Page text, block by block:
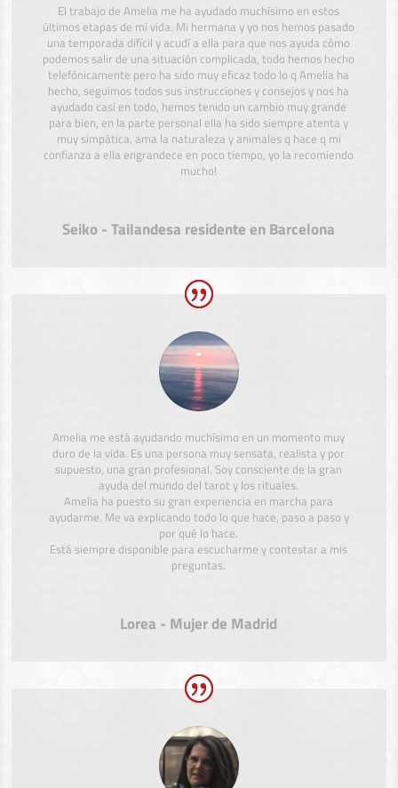
El trabajo de Amelia me ha ayudado muchísimo en estos
últimos etapas de mi vida. Mi hermana y yo nos hemos pasado
una temporada difícil y acudí a ella para que nos ayuda cómo
podemos salir de una situación complicada, todo hemos hecho
telefónicamente pero ha sido muy eficaz todo lo q Amelia ha
hecho, seguimos todos sus instrucciones y consejos y nos ha
ayudado casi en todo, hemos tenido un cambio muy grande
para bien, en la parte personal ella ha sido siempre atenta y
muy simpática, ama la naturaleza y animales q hace q mi
confianza a ella engrandece en poco tiempo, yo la recomiendo
mucho!
Seiko - Tailandesa residente en Barcelona
Amelia me está ayudando muchísimo en un momento muy
duro de la vida. Es una persona muy sensata, realista y por
supuesto, una gran profesional. Soy consciente de la gran
ayuda del mundo del tarot y los rituales.
Amelia ha puesto su gran experiencia en marcha para
ayudarme. Me va explicando todo lo que hace, paso a paso y
por qué lo hace.
Está siempre disponible para escucharme y contestar a mis
preguntas.
Lorea - Mujer de Madrid